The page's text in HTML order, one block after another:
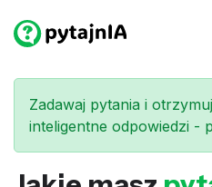
Zadawaj pytania i
inteligentne odpowiedzi -